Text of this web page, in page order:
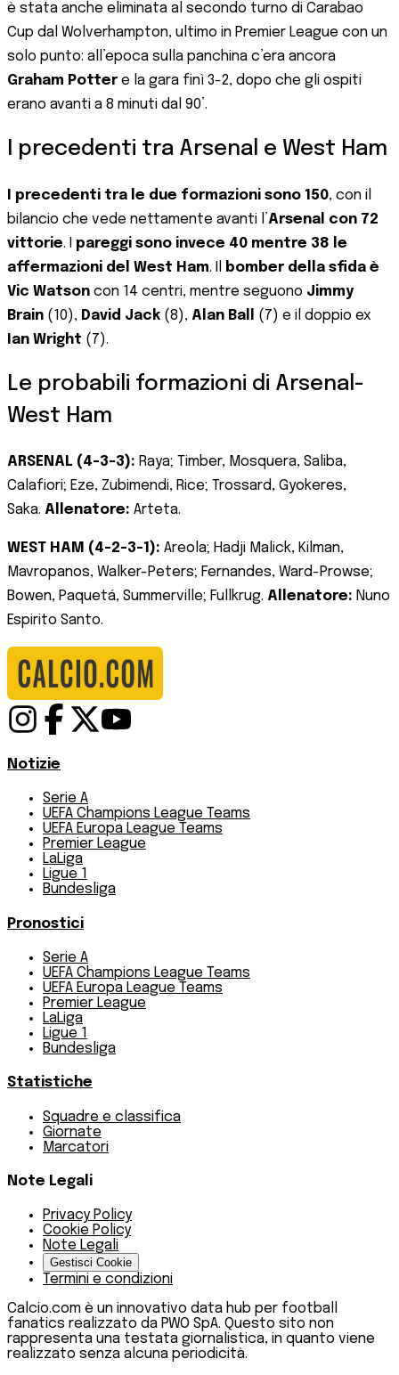
è stata anche eliminata al secondo turno di Carabao
Cup dal Wolverhampton, ultimo in Premier League con un
solo punto: all’epoca sulla panchina c’era ancora
Graham Potter e la gara finì 3-2, dopo che gli ospiti
erano avanti a 8 minuti dal 90’.
I precedenti tra Arsenal e West Ham
I precedenti tra le due formazioni sono 150, con il
bilancio che vede nettamente avanti l’Arsenal con 72
vittorie. I
pareggi sono invece 40 mentre 38 le
affermazioni del West Ham. Il
bomber della sfida è
Vic Watson con 14 centri, mentre seguono Jimmy
Brain (10), David Jack (8), Alan Ball
(7) e il doppio ex
Ian Wright (7).
Le probabili formazioni di Arsenal-
West Ham
ARSENAL (4-3-3): Raya; Timber, Mosquera, Saliba,
Calafiori; Eze, Zubimendi, Rice; Trossard, Gyokeres,
Saka. Allenatore: Arteta.
WEST HAM (4-2-3-1): Areola; Hadji Malick, Kilman,
Mavropanos, Walker-Peters; Fernandes, Ward-Prowse;
Bowen, Paquetá, Summerville; Fullkrug. Allenatore: Nuno
Espirito Santo.
Notizie
Serie A
UEFA Champions League Teams
UEFA Europa League Teams
Premier League
LaLiga
Ligue 1
Bundesliga
Pronostici
Serie A
UEFA Champions League Teams
UEFA Europa League Teams
Premier League
LaLiga
Ligue 1
Bundesliga
Statistiche
Squadre e classifica
Giornate
Marcatori
Note Legali
Privacy Policy
Cookie Policy
Note Legali
Gestisci Cookie
Termini e condizioni
Calcio.com è un innovativo data hub per football
fanatics realizzato da PWO SpA. Questo sito non
rappresenta una testata giornalistica, in quanto viene
realizzato senza alcuna periodicità.